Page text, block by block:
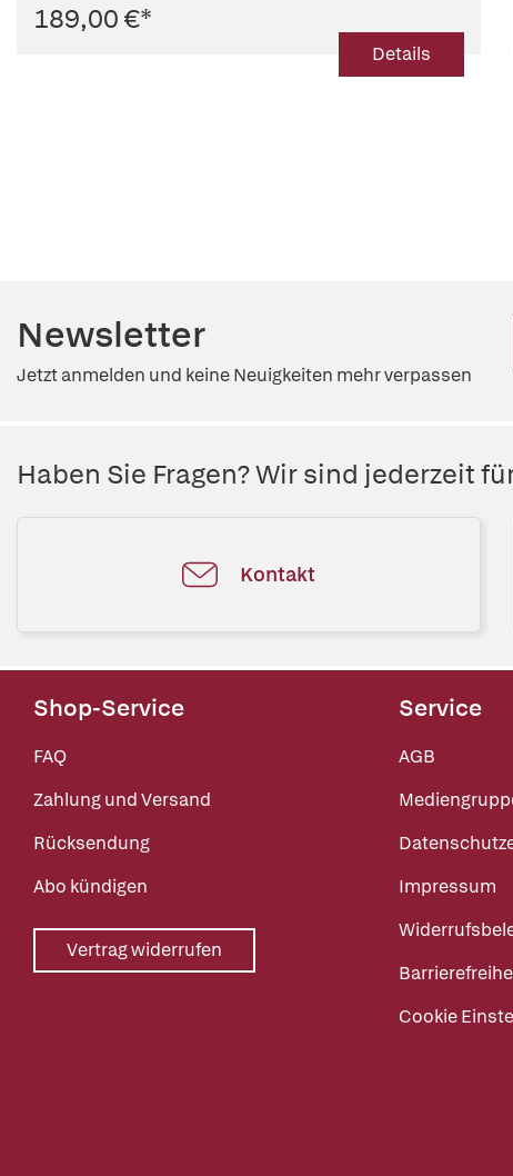
189,00 €*
Details
Newsletter
Jetzt anmelden und keine Neuigkeiten mehr verpassen
Haben Sie Fragen? Wir sind jederzeit
Kontakt
Shop-Service
FAQ
Zahlung und Versand
Rücksendung
Abo kündigen
Vertrag widerrufen
Service
AGB
Impressum
Cookie